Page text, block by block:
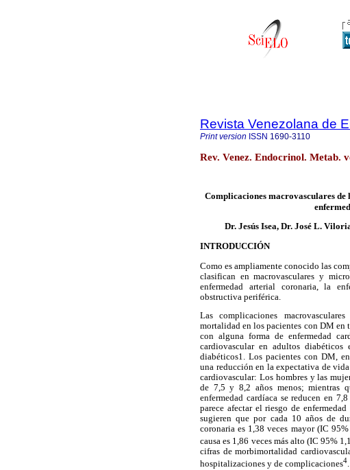
Revista Venezolana de
Print version ISSN 1690-3110
Rev. Venez. Endocrinol. Metab.
Complicaciones macrovasculares
Dr. Jesús Isea, Dr. José L.
INTRODUCCIÓN
Como es ampliamente conocido las
clasifican en macrovasculares y
enfermedad arterial coronaria, la
obstructiva periférica.
Las complicaciones
mortalidad en los pacientes con DM en
con alguna forma de enfermedad
cardiovascular en adultos
diabéticos1. Los pacientes con DM,
una reducción en la expectativa de
cardiovascular: Los hombres y las
de 7,5 y 8,2 años menos; mientras
enfermedad cardíaca se reducen en
parece afectar el riesgo de
sugieren que por cada 10 años de
coronaria es 1,38 veces mayor (IC
causa es 1,86 veces más alto (IC 95%
cifras de morbimortalidad
hospitalizaciones y de complicaciones4.